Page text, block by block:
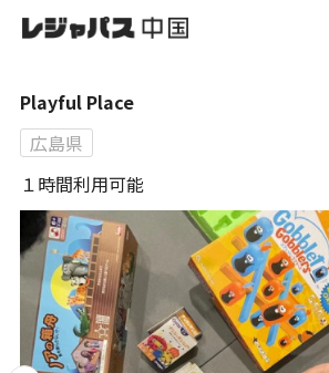
レジャパス中国の使い方
レジャコインについて
料金表・プランについて
よくある質問・お問い合わせ
Playful Place
広島県
１時間利用可能